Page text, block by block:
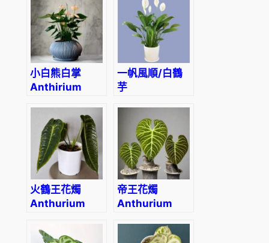
m
P
n
m
p
小白熊白掌
Anthirium
一帆風順/白鶴
芋
火鶴王花燭
Anthurium
帝王花燭
Anthurium